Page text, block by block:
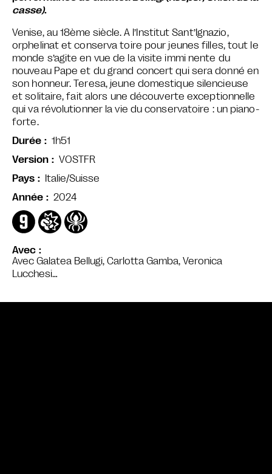
Avec
Avec Galatea Bellugi, Carlotta Gamba, Veronica
Lucchesi…
casse).
Venise, au 18ème siècle. A l’Institut Sant’Ignazio,
orphelinat et conserva toire pour jeunes filles, tout le
monde s’agite en vue de la visite immi nente du
nouveau Pape et du grand concert qui sera donné en
son honneur. Teresa, jeune domestique silencieuse
et solitaire, fait alors une découverte exceptionnelle
qui va révolutionner la vie du conservatoire : un piano-
forte.
Durée
1h51
Version
VOSTFR
Pays
Italie/Suisse
Année
2024